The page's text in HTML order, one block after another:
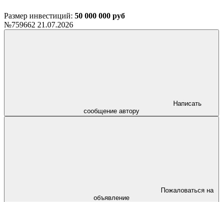
Размер инвестиций: 50 000 000 руб
№759662 21.07.2026
сообщение автору
объявление